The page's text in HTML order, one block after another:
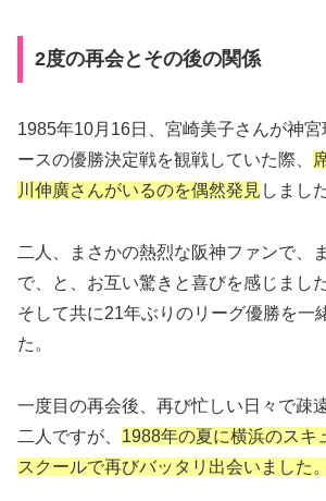
2度の再会とその後の関係
1985年10月16日、宮崎美子さんが神
ースの優勝決定戦を観戦していた際、
川伸廣さんがいるのを偶然発見 しまし
二人、まさかの熱烈な阪神ファンで、
で、と、お互い驚きと喜びを感じました
そして共に21年ぶりのリーグ優勝を一
た。
一度目の再会後、再び忙しい日々で疎
二人ですが、 1988年の夏に横浜のスキ
スクールで再びバッタリ出会いました。